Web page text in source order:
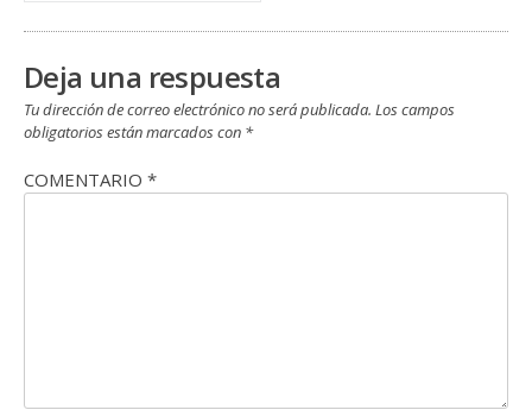
Deja una respuesta
Tu dirección de correo electrónico no será publicada. Los campos
obligatorios están marcados con *
COMENTARIO *